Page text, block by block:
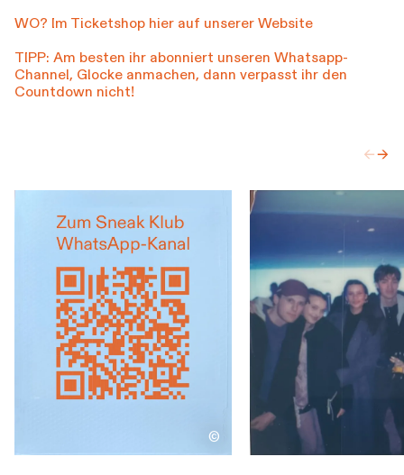
WO? Im Ticketshop hier auf unserer Website
TIPP: Am besten ihr abonniert unseren Whatsapp-
Channel, Glocke anmachen, dann verpasst ihr den
Countdown nicht!
←→
©